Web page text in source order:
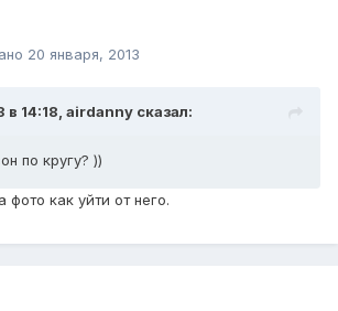
20 января, 2013
в 14:18, airdanny сказал:
по кругу? ))
фото как уйти от него.